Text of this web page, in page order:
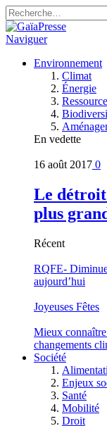
Naviguer
Environnement
Climat
Énergie
En vedette
16 août 2017 0
Le
plus
Récent
RQFE-
aujourd’hui
Joyeuses Fêtes
Mieux
changements
Société
Enjeux
Santé
Mobilité
Droit